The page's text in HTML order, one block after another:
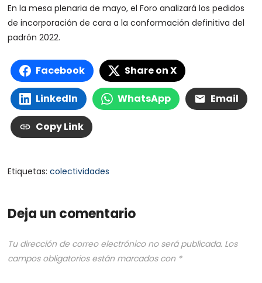
En la mesa plenaria de mayo, el Foro analizará los pedidos
de incorporación de cara a la conformación definitiva del
padrón 2022.
Facebook Share on X
LinkedIn WhatsApp Email
Copy Link
Etiquetas:colectividades
Deja un comentario
Tu dirección de correo electrónico no será publicada. Los
campos obligatorios están marcados con *